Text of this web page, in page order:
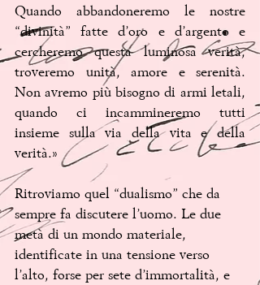
Quando abbandoneremo le nostre
“divinità” fatte d’oro e d’argento e
cercheremo questa luminosa verità,
troveremo unità, amore e serenità.
Non avremo più bisogno di armi letali,
quando ci incammineremo tutti
insieme sulla via della vita e della
verità.»
Ritroviamo quel “dualismo” che da
sempre fa discutere l’uomo. Le due
metà di un mondo materiale,
identificate in una tensione verso
l’alto, forse per sete d’immortalità, e